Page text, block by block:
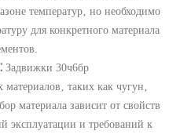
температур‚ но необходимо
для конкретного материала
Задвижки 30ч6бр
таких как чугун‚
материала зависит от свойств
эксплуатации и требований к